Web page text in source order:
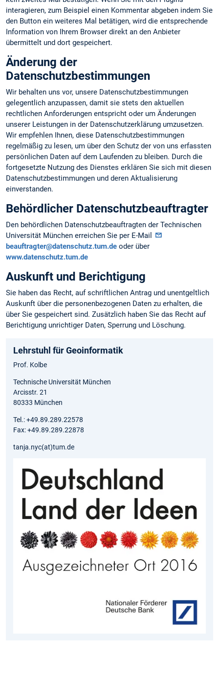
interagieren, zum Beispiel einen Kommentar abgeben indem Sie
den Button ein weiteres Mal betätigen, wird die entsprechende
Information von Ihrem Browser direkt an den Anbieter
übermittelt und dort gespeichert.
Änderung der
Datenschutzbestimmungen
Wir behalten uns vor, unsere Datenschutzbestimmungen
gelegentlich anzupassen, damit sie stets den aktuellen
rechtlichen Anforderungen entspricht oder um Änderungen
unserer Leistungen in der Datenschutzerklärung umzusetzen.
Wir empfehlen Ihnen, diese Datenschutzbestimmungen
regelmäßig zu lesen, um über den Schutz der von uns erfassten
persönlichen Daten auf dem Laufenden zu bleiben. Durch die
fortgesetzte Nutzung des Dienstes erklären Sie sich mit diesen
Datenschutzbestimmungen und deren Aktualisierung
einverstanden.
Behördlicher Datenschutzbeauftragter
Den behördlichen Datenschutzbeauftragten der Technischen
Universität München erreichen Sie per E-Mail
beauftragter@datenschutz.tum.de oder über
www.datenschutz.tum.de
Auskunft und Berichtigung
Sie haben das Recht, auf schriftlichen Antrag und unentgeltlich
Auskunft über die personen­bezogenen Daten zu erhalten, die
über Sie gespeichert sind. Zusätzlich haben Sie das Recht auf
Berichtigung unrichtiger Daten, Sperrung und Löschung.
Lehrstuhl für Geoinformatik
Prof. Kolbe
Technische Universität München
Arcisstr. 21
80333 München
Tel.: +49.89.289.22578
Fax: +49.89.289.22878
tanja.nyc(at)tum.de